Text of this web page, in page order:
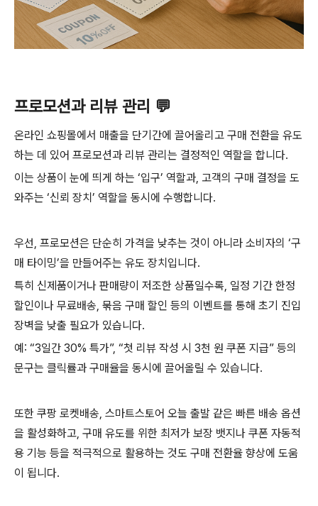
프로모션과 리뷰 관리 💬
온라인 쇼핑몰에서 매출을 단기간에 끌어올리고 구매 전환을 유도
하는 데 있어 프로모션과 리뷰 관리는 결정적인 역할을 합니다.
이는 상품이 눈에 띄게 하는 ‘입구’ 역할과, 고객의 구매 결정을 도
와주는 ‘신뢰 장치’ 역할을 동시에 수행합니다.
우선, 프로모션은 단순히 가격을 낮추는 것이 아니라 소비자의 ‘구
매 타이밍’을 만들어주는 유도 장치입니다.
특히 신제품이거나 판매량이 저조한 상품일수록, 일정 기간 한정
할인이나 무료배송, 묶음 구매 할인 등의 이벤트를 통해 초기 진입
장벽을 낮출 필요가 있습니다.
예: “3일간 30% 특가”, “첫 리뷰 작성 시 3천 원 쿠폰 지급” 등의
문구는 클릭률과 구매율을 동시에 끌어올릴 수 있습니다.
또한 쿠팡 로켓배송, 스마트스토어 오늘 출발 같은 빠른 배송 옵션
을 활성화하고, 구매 유도를 위한 최저가 보장 뱃지나 쿠폰 자동적
용 기능 등을 적극적으로 활용하는 것도 구매 전환율 향상에 도움
이 됩니다.